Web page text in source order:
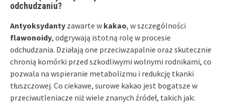
odchudzaniu?
Antyoksydanty zawarte w kakao, w szczególności
flawonoidy, odgrywają istotną rolę w procesie
odchudzania. Działają one przeciwzapalnie oraz skutecznie
chronią komórki przed szkodliwymi wolnymi rodnikami, co
pozwala na wspieranie metabolizmu i redukcję tkanki
tłuszczowej. Co ciekawe, surowe kakao jest bogatsze w
przeciwutleniacze niż wiele znanych źródeł, takich jak: